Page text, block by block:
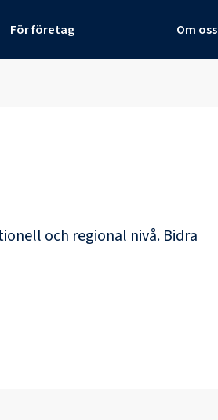
För företag Om oss
och regional nivå. Bidra